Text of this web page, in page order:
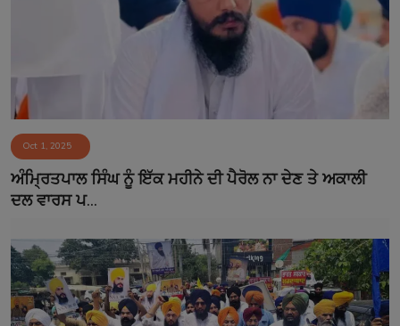
Oct 1, 2025
ਅੰਮ੍ਰਿਤਪਾਲ ਸਿੰਘ ਨੂੰ ਇੱਕ ਮਹੀਨੇ ਦੀ ਪੈਰੋਲ ਨਾ ਦੇਣ ਤੇ ਅਕਾਲੀ
ਦਲ ਵਾਰਸ ਪ...